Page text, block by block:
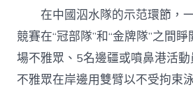
在中國泅水隊的示范環節，
競賽在“冠部隊”和“金牌隊”之間
場不雅眾、5名邊疆或噴鼻港活動
不雅眾在岸邊用雙臂以不受拘束